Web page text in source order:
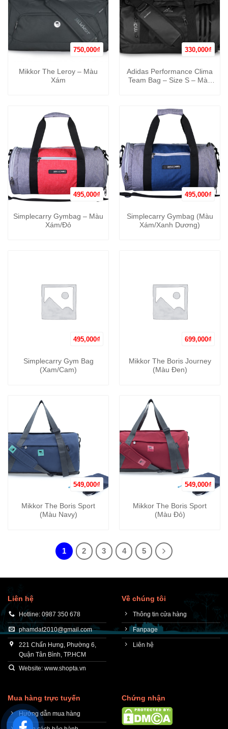
750,000₫
Mikkor The Leroy – Màu
Xám
330,000₫
Adidas Performance Clima
Team Bag – Size S – Màu
495,000₫
Simplecarry Gymbag – Màu
Xám/Đỏ
495,000₫
Simplecarry Gymbag (Màu
Xám/Xanh Dương)
495,000₫
Simplecarry Gym Bag
(Xam/Cam)
699,000₫
Mikkor The Boris Journey
(Màu Đen)
549,000₫
Mikkor The Boris Sport
(Màu Navy)
549,000₫
Mikkor The Boris Sport
(Màu Đỏ)
1 2 3 4 5
Liên hệ
Hotline: 0987 350 678
phamdat2010@gmail.com
221 Chấn Hưng, Phường 6,
Quận Tân Bình, TP.HCM
Website: www.shopta.vn
Về chúng tôi
Thông tin cửa hàng
Fanpage
Liên hệ
Mua hàng trực tuyến
Hướng dẫn mua hàng
Chứng nhận